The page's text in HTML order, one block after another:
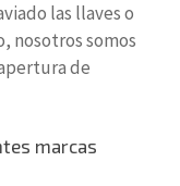
las llaves o
nosotros somos
de
marcas